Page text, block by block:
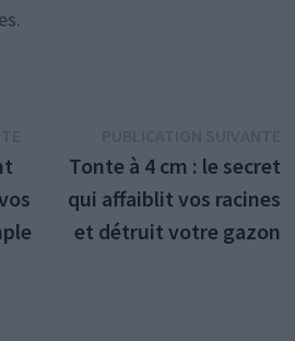
précédente :
Tonte à 4 cm : le secret
qui affaiblit vos racines
et détruit votre gazon